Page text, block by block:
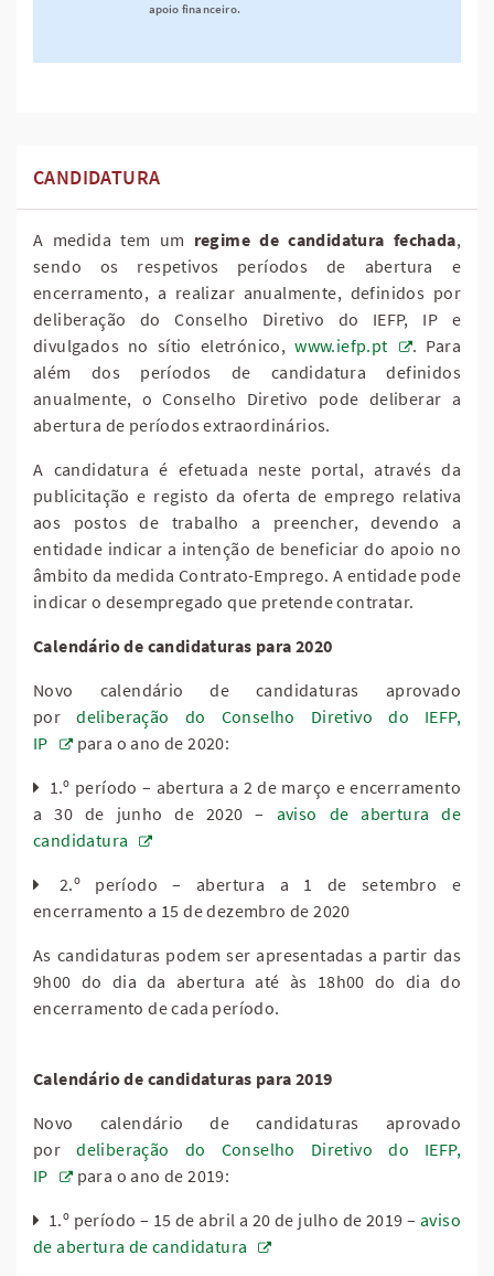
apoio financeiro.
CANDIDATURA
A medida tem um regime de candidatura fechada,
sendo os respetivos períodos de abertura e
encerramento, a realizar anualmente, definidos por
deliberação do Conselho Diretivo do IEFP, IP e
divulgados no sítio eletrónico,www.iefp.pt
. Para
além dos períodos de candidatura definidos
anualmente, o Conselho Diretivo pode deliberar a
abertura de períodos extraordinários.
A candidatura é efetuada neste portal, através da
publicitação e registo da oferta de emprego relativa
aos postos de trabalho a preencher, devendo a
entidade indicar a intenção de beneficiar do apoio no
âmbito da medida Contrato-Emprego. A entidade pode
indicar o desempregado que pretende contratar.
Calendário de candidaturas para 2020
Novo calendário de candidaturas aprovado
pordeliberação do Conselho Diretivo do IEFP,
IP
para o ano de 2020:
1.º período – abertura a 2 de março e encerramento
a 30 de junho de 2020 – aviso de abertura de
candidatura
2.º período – abertura a 1 de setembro e
encerramento a 15 de dezembro de 2020
As candidaturas podem ser apresentadas a partir das
9h00 do dia da abertura até às 18h00 do dia do
encerramento de cada período.
Calendário de candidaturas para 2019
Novo calendário de candidaturas aprovado
pordeliberação do Conselho Diretivo do IEFP,
IP
para o ano de 2019:
1.º período – 15 de abril a 20 de julho de 2019 – aviso
de abertura de candidatura